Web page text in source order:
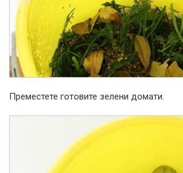
Преместете готовите зелени домати.